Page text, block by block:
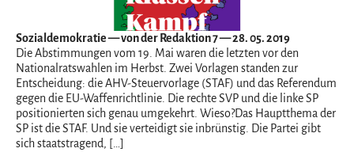
Sozialdemokratie— von der Redaktion 7 — 28. 05. 2019
Die Abstimmungen vom 19. Mai waren die letzten vor den
Nationalratswahlen im Herbst. Zwei Vorlagen standen zur
Entscheidung: die AHV-Steuervorlage (STAF) und das Referendum
gegen die EU-Waffenrichtlinie. Die rechte SVP und die linke SP
positionierten sich genau umgekehrt. Wieso?Das Hauptthema der
SP ist die STAF. Und sie verteidigt sie inbrünstig. Die Partei gibt
sich staatstragend, […]